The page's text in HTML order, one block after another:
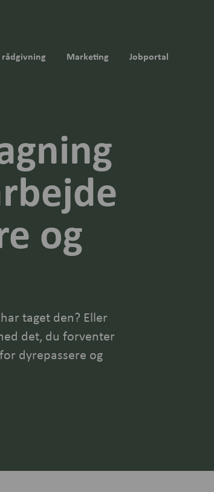
Marketing Jobportal
og
taget den? Eller
det, du forventer
dyrepassere og